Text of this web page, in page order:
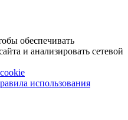
обеспечивать
и анализировать сетевой
использования